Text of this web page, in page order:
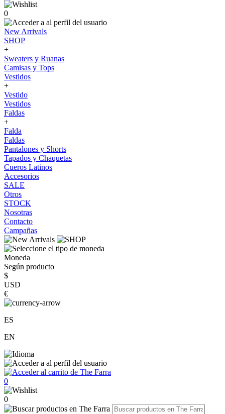
0
New Arrivals
SHOP
+
Sweaters y Ruanas
Camisas y Tops
Vestidos
+
Vestido
Vestidos
Faldas
+
Falda
Faldas
Pantalones y Shorts
Tapados y Chaquetas
Cueros Latinos
Accesorios
SALE
Otros
STOCK
Nosotras
Contacto
Campañas
Moneda
Según producto
$
USD
€
ES
EN
0
0